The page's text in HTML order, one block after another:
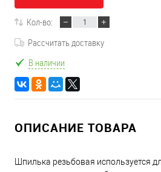
Кол-во:
Рассчитать доставку
В наличии
ОПИСАНИЕ ТОВАРА
Шпилька резьбовая используется